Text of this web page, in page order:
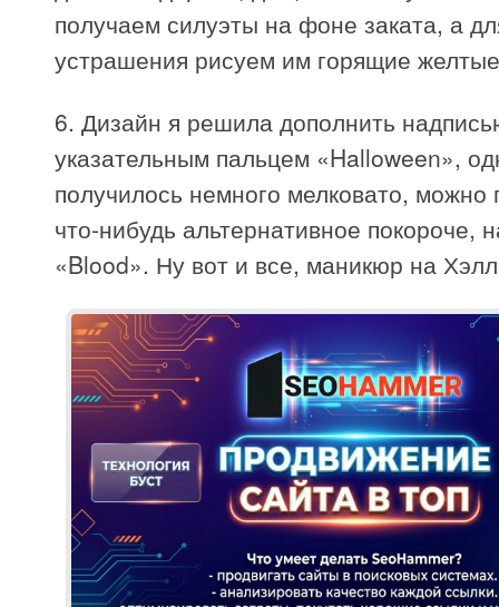
получаем силуэты на фоне заката, а
устрашения рисуем им горящие
6. Дизайн я решила дополнить
указательным пальцем «Halloween»,
получилось немного мелковато, можно
что-нибудь альтернативное покороче,
«Blood». Ну вот и все, маникюр на